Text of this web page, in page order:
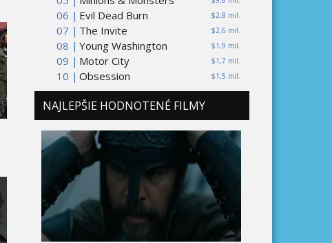
06 |
$2,8 mil.
Evil Dead Burn
07 |
$2,6 mil.
The Invite
08 |
$1,9 mil.
Young Washington
09 |
$1,7 mil.
Motor City
10 |
$1,5 mil.
Obsession
NAJLEPŠIE HODNOTENÉ FILMY